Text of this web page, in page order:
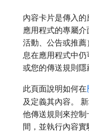
內容卡片是傳入
應用程式的專屬
活動、公告或推
息在應用程式中
或您的傳送規則隱
此頁面說明如何在
及定義其內容。
他傳送規則來控
間，並執行內容實